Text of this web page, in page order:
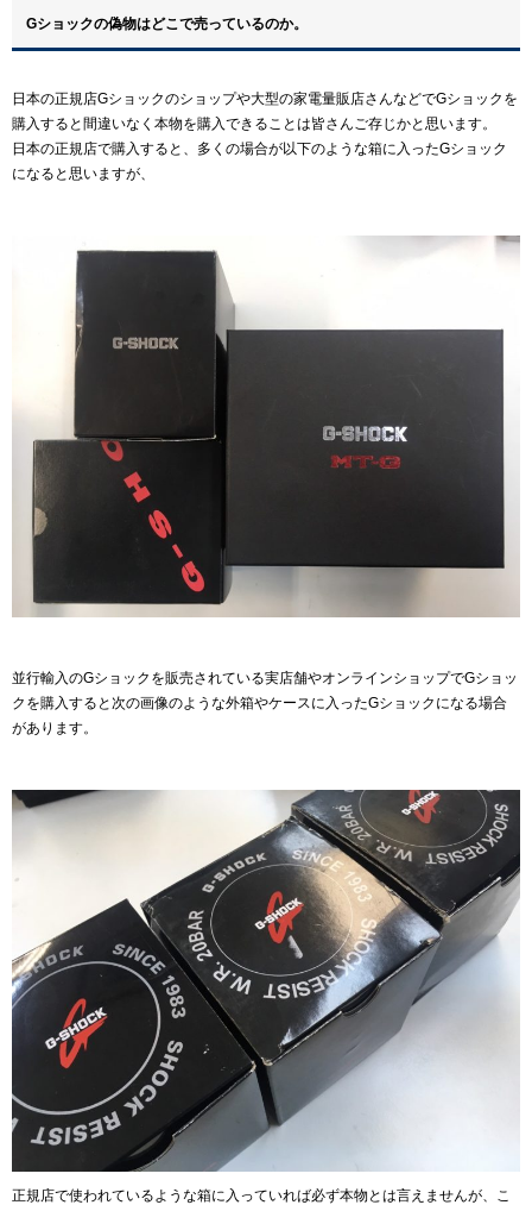
Gショックの偽物はどこで売っているのか。
日本の正規店Gショックのショップや大型の家電量販店さんなどでGショックを
購入すると間違いなく本物を購入できることは皆さんご存じかと思います。
日本の正規店で購入すると、多くの場合が以下のような箱に入ったGショック
になると思いますが、
並行輸入のGショックを販売されている実店舗やオンラインショップでGショッ
クを購入すると次の画像のような外箱やケースに入ったGショックになる場合
があります。
正規店で使われているような箱に入っていれば必ず本物とは言えませんが、こ